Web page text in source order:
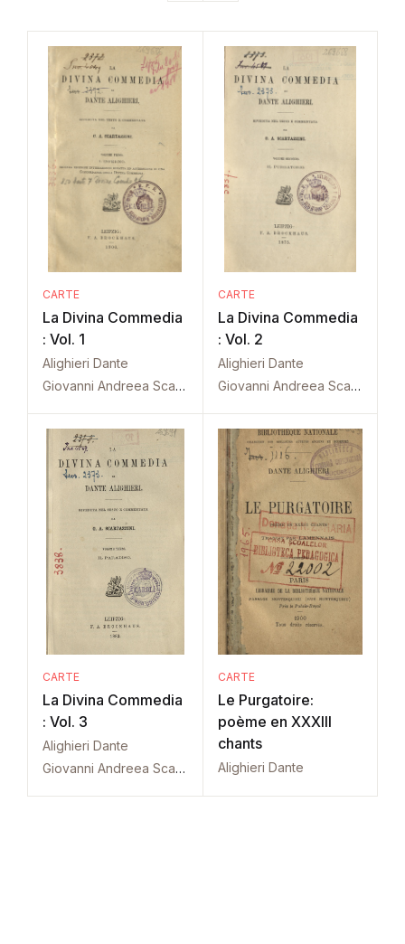
CARTE
La Divina Commedia
: Vol. 1
Alighieri Dante
Giovanni Andreea Scartazzini
CARTE
La Divina Commedia
: Vol. 2
Alighieri Dante
Giovanni Andreea Scartazzini
CARTE
La Divina Commedia
: Vol. 3
Alighieri Dante
Giovanni Andreea Scartazzini
CARTE
Le Purgatoire:
poème en XXXIII
chants
Alighieri Dante